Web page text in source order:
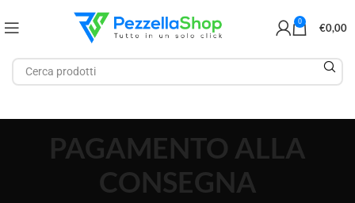
0 €0,00
PAGAMENTO ALLA
CONSEGNA